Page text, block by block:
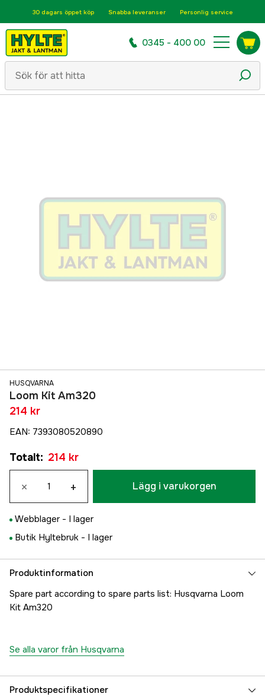
30 dagars öppet köp Snabba leveranser Personlig service
0345 - 400 00
HUSQVARNA
Loom Kit Am320
214 kr
EAN: 7393080520890
Totalt: 214 kr
× + Lägg i varukorgen
Webblager - I lager
Butik Hyltebruk - I lager
Produktinformation
Spare part according to spare parts list: Husqvarna Loom
Kit Am320
Se alla varor från Husqvarna
Produktspecifikationer